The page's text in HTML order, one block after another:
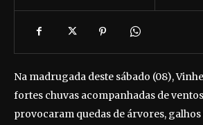
Na madrugada deste sábado (08),
fortes chuvas acompanhadas de
provocaram quedas de árvores,